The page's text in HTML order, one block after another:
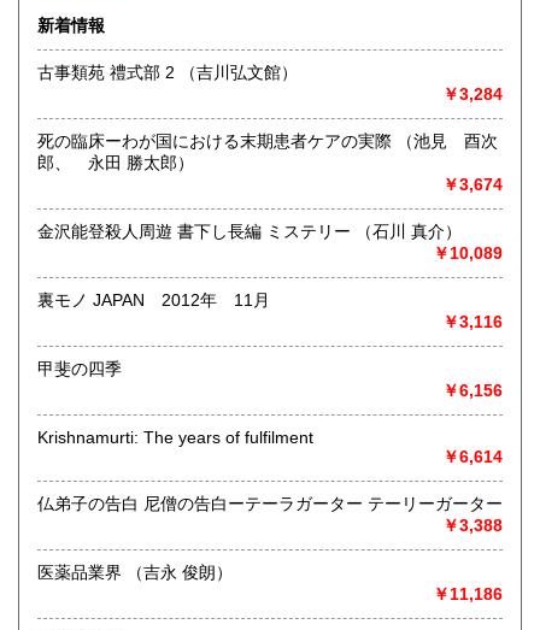
沿線名：-
最寄駅：-
営業時間：-
定休日：-
書籍の買取について
-
取り扱い分野
総記、哲学宗教、歴史、社会科学、自然科学、美術工芸、国
語国文、外国文学、古典籍、近代文献、趣味、外国書、サブ
カルチャー、古書一般（その他）
書籍全般
新着情報
古事類苑 禮式部 2 （吉川弘文館）
￥3,284
死の臨床ーわが国における末期患者ケアの実際 （池見 酉次
郎、 永田 勝太郎）
￥3,674
金沢能登殺人周遊 書下し長編 ミステリー （石川 真介）
￥10,089
裏モノ JAPAN 2012年 11月
￥3,116
甲斐の四季
￥6,156
Krishnamurti: The years of fulfilment
￥6,614
仏弟子の告白 尼僧の告白ーテーラガーター テーリーガーター
￥3,388
医薬品業界 （吉永 俊朗）
￥11,186